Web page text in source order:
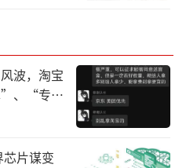
2023年，植物奶在中国
。OATLY能在宏观不
在国内市场战略的推
渠道及背后商业模式息
波，淘宝
”、“专挑
片谋变